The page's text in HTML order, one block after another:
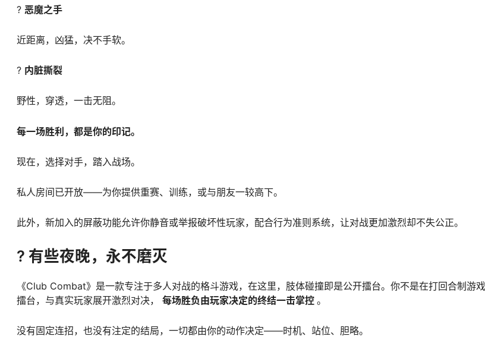
? 恶魔之手
近距离，凶猛，决不手软。
? 内脏撕裂
野性，穿透，一击无阻。
每一场胜利，都是你的印记。
现在，选择对手，踏入战场。
私人房间已开放——为你提供重赛、训练，或与朋友一较高下。
此外，新加入的屏蔽功能允许你静音或举报破坏性玩家，配合行为准则系统，让对战更加激烈却不失公正。
? 有些夜晚，永不磨灭
《Club Combat》是一款专注于多人对战的格斗游戏，在这里，肢体碰撞即是公开擂台。你不是在打回合制
擂台，与真实玩家展开激烈对决， 每场胜负由玩家决定的终结一击掌控 。
没有固定连招，也没有注定的结局，一切都由你的动作决定——时机、站位、胆略。